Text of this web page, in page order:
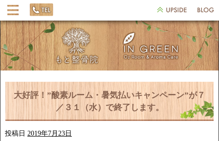
大好評！”酸素ルーム・暑気払いキャンペーン”が７
／３１（水）で終了します。
投稿日 2019年7月23日